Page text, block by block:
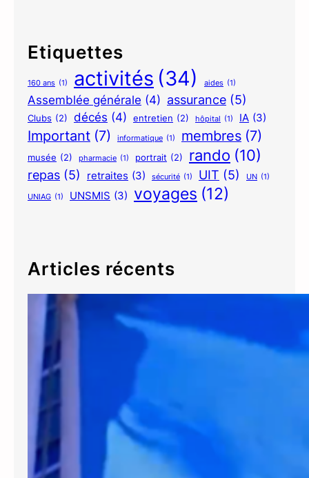
Etiquettes
160 ans (1) activités (34) aides (1)
Assemblée générale (4) assurance (5)
Clubs (2) décés (4) entretien (2) hôpital (1) IA (3)
Important (7) informatique (1) membres (7)
musée (2) pharmacie (1) portrait (2) rando (10)
repas (5) retraites (3) sécurité (1) UIT (5) UN (1)
UNIAG (1) UNSMIS (3) voyages (12)
Articles récents